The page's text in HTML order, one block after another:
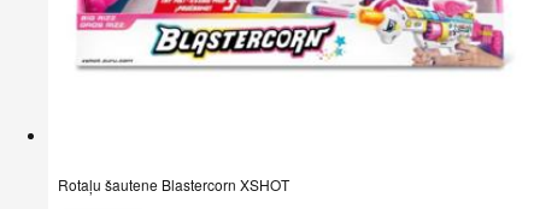
Rotaļu šautene Blastercorn XSHOT